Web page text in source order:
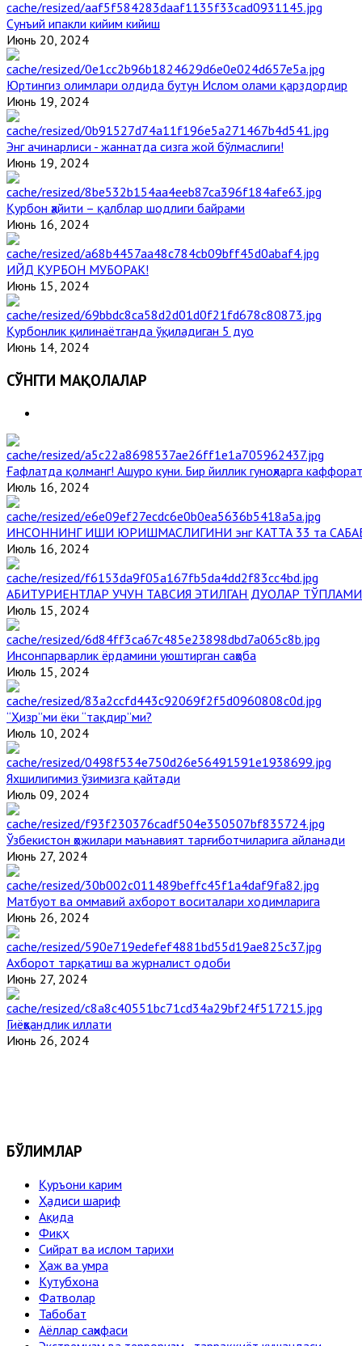
Сунъий ипакли кийим кийиш
Июнь 20, 2024
Юртингиз олимлари олдида бутун Ислом олами қарздордир
Июнь 19, 2024
Энг ачинарлиси - жаннатда сизга жой бўлмаслиги!
Июнь 19, 2024
Қурбон ҳайити – қалблар шодлиги байрами
Июнь 16, 2024
ИЙД ҚУРБОН МУБОРАК!
Июнь 15, 2024
Қурбонлик қилинаётганда ўқиладиган 5 дуо
Июнь 14, 2024
СЎНГГИ МАҚОЛАЛАР
Ғафлатда қолманг! Ашуро куни. Бир йиллик гуноҳларга
Июль 16, 2024
ИНСОННИНГ ИШИ ЮРИШМАСЛИГИНИ энг КАТТА 33 та
Июль 16, 2024
АБИТУРИЕНТЛАР УЧУН ТАВСИЯ ЭТИЛГАН ДУОЛАР ТЎПЛАМИ
Июль 15, 2024
Инсонпарварлик ёрдамини уюштирган саҳоба
Июль 15, 2024
“Ҳизр”ми ёки “тақдир”ми?
Июль 10, 2024
Яхшилигимиз ўзимизга қайтади
Июль 09, 2024
Ўзбекистон ҳожилари маънавият тарғиботчиларига айланади
Июнь 27, 2024
Матбуот ва оммавий ахборот воситалари ходимларига
Июнь 26, 2024
Ахборот тарқатиш ва журналист одоби
Июнь 27, 2024
Гиёҳвандлик иллати
Июнь 26, 2024
БЎЛИМЛАР
Қуръони карим
Ҳадиси шариф
Ақида
Фиқҳ
Сийрат ва ислом тарихи
Ҳаж ва умра
Кутубхона
Фатволар
Табобат
Аёллар саҳифаси